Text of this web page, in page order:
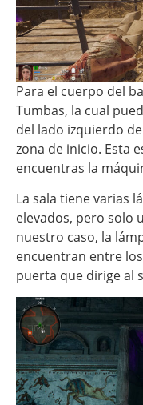
Para el cuerpo del
Tumbas, la cual
del lado izquierdo
zona de inicio. Esta
encuentras la
La sala tiene varias
elevados, pero solo
nuestro caso, la
encuentran entre
puerta que dirige al